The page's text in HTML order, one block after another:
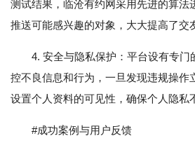
测试结果，临沧有约网采用先进的算法
推送可能感兴趣的对象，大大提高了交
4. 安全与隐私保护：平台设有专门
控不良信息和行为，一旦发现违规操作
设置个人资料的可见性，确保个人隐私
#成功案例与用户反馈